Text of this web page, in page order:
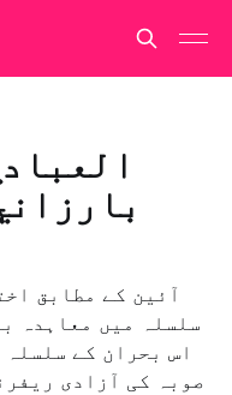
آئین کے مطابق
سلسلہ میں معاہدہ
صوبہ کی آزادی